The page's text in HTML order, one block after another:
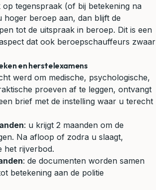
op tegenspraak (of bij betekening na
hoger beroep aan, dan blijft de
tot de uitspraak in beroep. Dit is een
dat ook beroepschauffeurs zwaar
en herstelexamens
werd om medische, psychologische,
proeven af te leggen, ontvangt
brief met de instelling waar u terecht
: u krijgt 2 maanden om de
Na afloop of zodra u slaagt,
het rijverbod.
: de documenten worden samen
betekening aan de politie